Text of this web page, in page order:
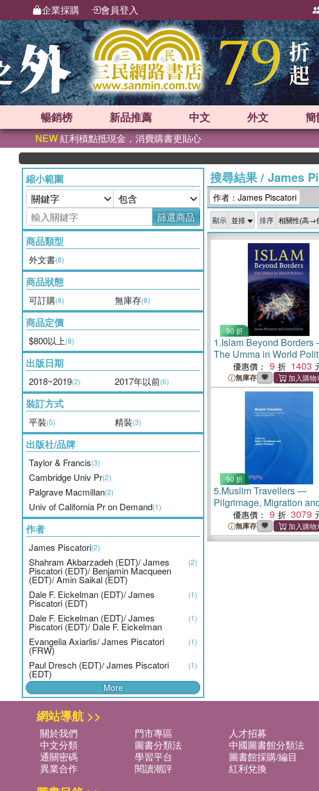
企業採購 會員登入
暢銷榜 新品推薦 中文 外文 簡
NEW紅利積點抵現金，消費購書更貼心
縮小範圍
篩選商品
商品類型
外文書(8)
商品狀態
可訂購(8) 無庫存(8)
商品定價
$800以上(8)
出版日期
2018~2019(2) 2017年以前(6)
裝訂方式
平裝(5) 精裝(3)
出版社/品牌
Taylor & Francis(3)
Cambridge Univ Pr(2)
Palgrave Macmillan(2)
Univ of California Pr on Demand(1)
作者
James Piscatori(2)
Shahram Akbarzadeh (EDT)/ James
Piscatori (EDT)/ Benjamin Macqueen
(EDT)/ Amin Saikal (EDT)
(2)
Dale F. Eickelman (EDT)/ James
Piscatori (EDT)
(1)
Dale F. Eickelman (EDT)/ James
Piscatori (EDT)/ Dale F. Eickelman
(1)
Evangelia Axiarlis/ James Piscatori
(FRW)
(1)
Paul Dresch (EDT)/ James Piscatori
(EDT)
(1)
More
搜尋結果/ James
作者：James Piscatori
顯示 排序
90 折
1.Islam Beyond
The Umma in World
優惠價： 9 1403
無庫存
90 折
5.Muslim Travellers ―
Pilgrimage, Migration
Religious Imagination
優惠價： 9 3079
無庫存
網站導航 >>
關於我們 門市專區 人才招募
中文分類
圖書分類法 中國圖書館分類法
通關密碼
學習平台 圖書館採購/編目
異業合作
閱讀潮評 紅利兌換